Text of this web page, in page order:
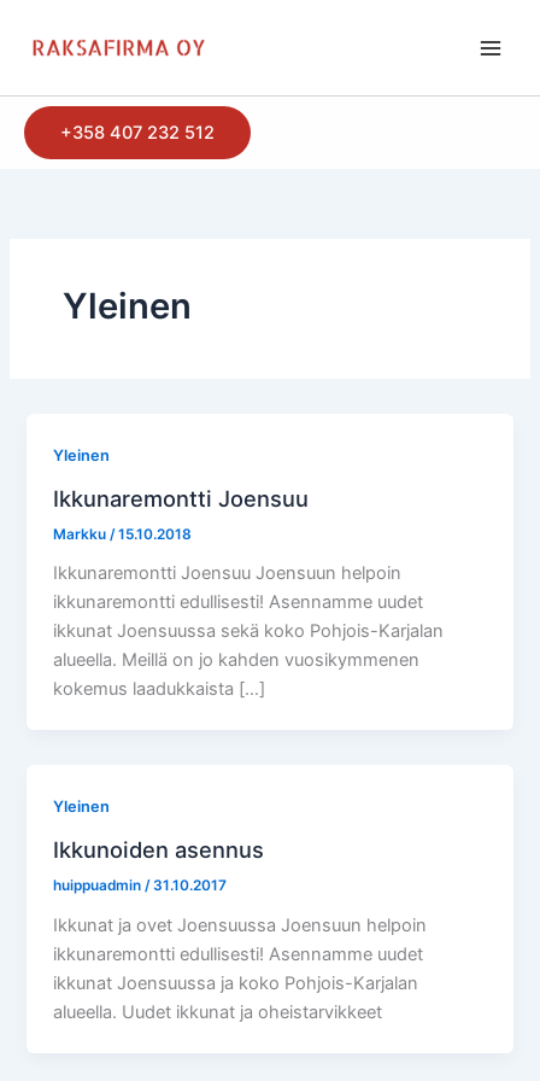
sisältöön
+358 407 232 512
Yleinen
Yleinen
Ikkunaremontti Joensuu
Markku /15.10.2018
Ikkunaremontti Joensuu Joensuun helpoin
ikkunaremontti edullisesti! Asennamme uudet
ikkunat Joensuussa sekä koko Pohjois-Karjalan
alueella. Meillä on jo kahden vuosikymmenen
kokemus laadukkaista […]
Yleinen
Ikkunoiden asennus
huippuadmin/31.10.2017
Ikkunat ja ovet Joensuussa Joensuun helpoin
ikkunaremontti edullisesti! Asennamme uudet
ikkunat Joensuussa ja koko Pohjois-Karjalan
alueella. Uudet ikkunat ja oheistarvikkeet